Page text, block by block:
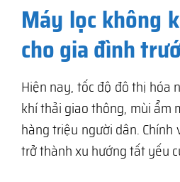
Máy lọc không
cho gia đình
Hiện nay, tốc độ đô thị hóa
khí thải giao thông, mùi ẩm
hàng triệu người dân.
trở thành xu hướng tất yếu